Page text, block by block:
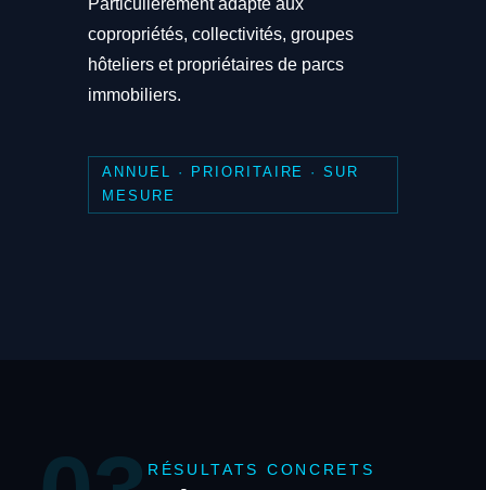
Particulièrement adapté aux
copropriétés, collectivités, groupes
hôteliers et propriétaires de parcs
immobiliers.
ANNUEL · PRIORITAIRE · SUR
MESURE
RÉSULTATS CONCRETS